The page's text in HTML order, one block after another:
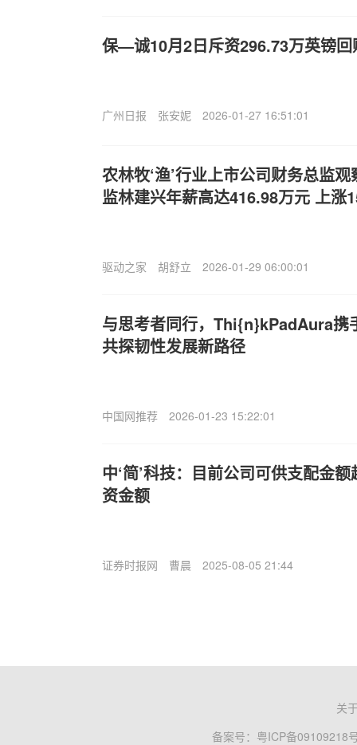
保—诚10月2日斥资296.73万英镑回
广州日报 张安妮 2026-01-27 16:51:01
农林牧‘渔’行业上市公司财务总监
监林建兴年薪高达416.98万元 上涨
驱动之家 胡舒立 2026-01-29 06:00:01
与思考者同行，Thi{n}kPadAura携
共探韧性发展新路径
中国网推荐 2026-01-23 15:22:01
中‘简’科技：目前公司可供支配金
资金额
证券时报网 曹晨 2025-08-05 21:44
关
备案号： 粤ICP备09109218